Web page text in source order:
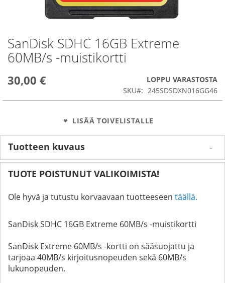
SanDisk SDHC 16GB Extreme
60MB/s -muistikortti
30,00 €
LOPPU VARASTOSTA
SKU
245SDSDXN016GG46
LISÄÄ TOIVELISTALLE
Skip
to
the
of
Tuotteen kuvaus
TUOTE POISTUNUT VALIKOIMISTA!
Ole hyvä ja tutustu korvaavaan tuotteeseen täällä.
SanDisk SDHC 16GB Extreme 60MB/s -muistikortti
SanDisk Extreme 60MB/s -kortti on sääsuojattu ja
tarjoaa 40MB/s kirjoitusnopeuden sekä 60MB/s
lukunopeuden.